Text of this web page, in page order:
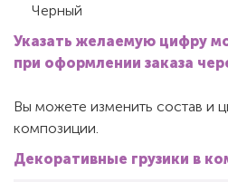
Черный
Указать желаемую цифру
при оформлении заказа
Вы можете изменить состав и
композиции.
Декоративные грузики в